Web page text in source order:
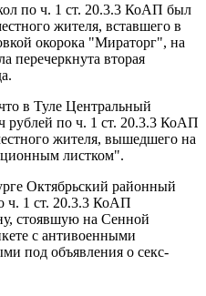
по ч. 1 ст. 20.3.3 КоАП был
жителя, вставшего в
окорока "Мираторг", на
перечеркнута вторая
в Туле Центральный
рублей по ч. 1 ст. 20.3.3 КоАП
жителя, вышедшего на
листком".
Октябрьский районный
ч. 1 ст. 20.3.3 КоАП
стоявшую на Сенной
с антивоенными
под объявления о секс-